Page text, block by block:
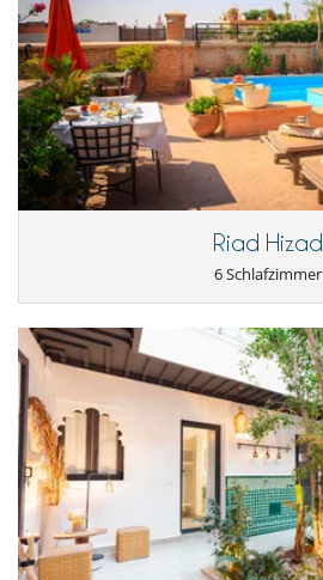
Draußen
Essbereiche außen
Kohlegrill
Liegestühle auf der Terrasse
Loungebereich auf der Terrasse
Sommerküche
Terrasse(n)
Für Ihre Mahlzeiten
Haus mit Kochservice / Verplfegung
Kamin
Klimaanlage nur in den Zimmern
Reverse cycle air conditioner
Kinder
Kinder willkommen
Küche und Ausstattung
Doppelkühlschrank
Kaffeemaschine (Kapsel)
Mixer
Riad Hizad
6 Schlafzimmer